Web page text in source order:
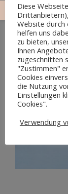
Diese
Website durch
helfen uns
zu bieten,
Ihnen
zugeschnitten
"Zustimmen"
Cookies
die Nutzung
Einstellungen
Cookies".
Verwendung